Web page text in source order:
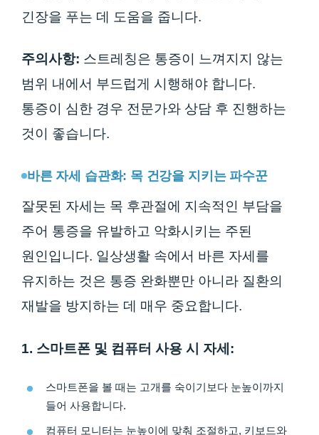
긴장을 푸는 데 도움을 줍니다.
주의사항: 스트레칭은 통증이 느껴지지 않는
범위 내에서 부드럽게 시행해야 합니다.
통증이 심한 경우 전문가와 상담 후 진행하는
것이 좋습니다.
바른 자세 습관화: 목 건강을 지키는 파수꾼
잘못된 자세는 목 후관절에 지속적인 부담을
주어 통증을 유발하고 악화시키는 주된
원인입니다. 일상생활 속에서 바른 자세를
유지하는 것은 통증 완화뿐만 아니라 질환의
재발을 방지하는 데 매우 중요합니다.
1. 스마트폰 및 컴퓨터 사용 시 자세:
스마트폰을 볼 때는 고개를 숙이기보다 눈높이까지
들어 사용합니다.
컴퓨터 모니터는 눈높이에 맞춰 조절하고, 키보드와